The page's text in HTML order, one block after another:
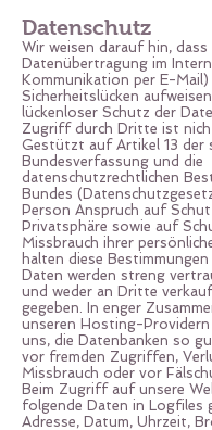
Datenschutz
Wir weisen darauf hin, dass
Datenübertragung im
Kommunikation per E-Mail)
Sicherheitslücken
lückenloser Schutz der
Zugriff durch Dritte ist
Gestützt auf Artikel 13 der
Bundesverfassung und die
datenschutzrechtlichen
Bundes
Person Anspruch auf
Privatsphäre sowie auf
Missbrauch ihrer
halten diese
Daten werden streng
und weder an Dritte
gegeben. In enger
unseren Hosting-Providern
uns, die Datenbanken so
vor fremden Zugriffen,
Missbrauch oder vor
Beim Zugriff auf unsere
folgende Daten in Logfiles
Adresse, Datum, Uhrzeit,